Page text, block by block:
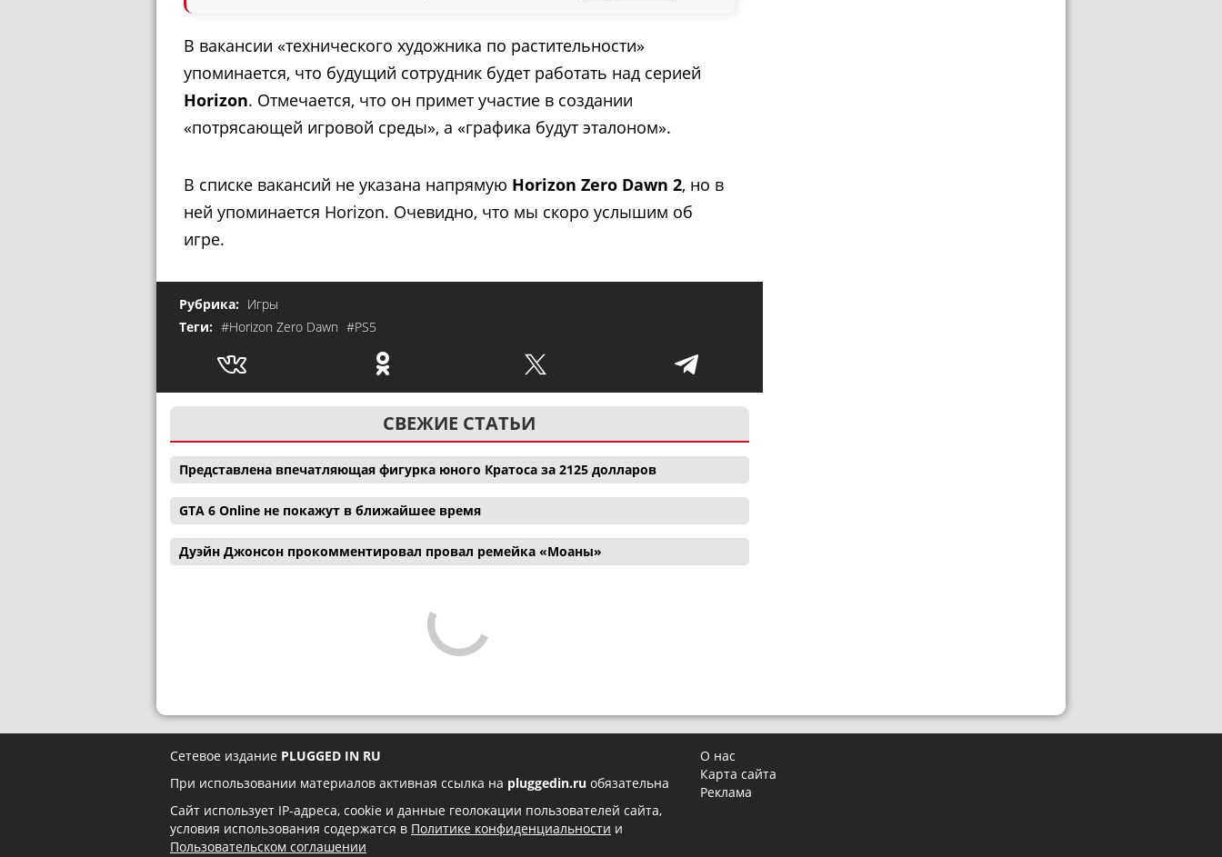
В вакансии «технического художника по растительности»
упоминается, что будущий сотрудник будет работать над серией
Horizon. Отмечается, что он примет участие в создании
«потрясающей игровой среды», а «графика будут эталоном».
В списке вакансий не указана напрямую Horizon Zero Dawn 2, но в
ней упоминается Horizon. Очевидно, что мы скоро услышим об
игре.
Рубрика: Игры
Теги: #Horizon Zero Dawn #PS5
СВЕЖИЕ СТАТЬИ
Представлена впечатляющая фигурка юного Кратоса за 2125 долларов
GTA 6 Online не покажут в ближайшее время
Дуэйн Джонсон прокомментировал провал ремейка «Моаны»
Сетевое издание PLUGGED IN RU
При использовании материалов активная ссылка на pluggedin.ru обязательна
Сайт использует IP-адреса, cookie и данные геолокации пользователей сайта,
условия использования содержатся в Политике конфиденциальности и
Пользовательском соглашении
О нас
Карта сайта
Реклама